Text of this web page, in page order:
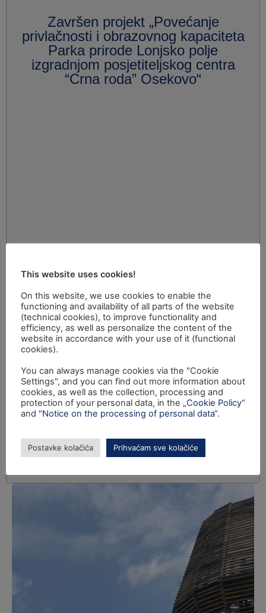
Završen projekt „Povećanje
privlačnosti i obrazovnog kapaciteta
Parka prirode Lonjsko polje
izgradnjom posjetiteljskog centra
“Crna roda” Osekovo“
This website uses cookies!
On this website, we use cookies to enable the
functioning and availability of all parts of the website
(technical cookies), to improve functionality and
efficiency, as well as personalize the content of the
website in accordance with your use of it (functional
cookies).
You can always manage cookies via the "Cookie
Settings", and you can find out more information about
cookies, as well as the collection, processing and
protection of your personal data, in the „Cookie Policy“
and "Notice on the processing of personal data“.
Postavke kolačića Prihvaćam sve kolačiće